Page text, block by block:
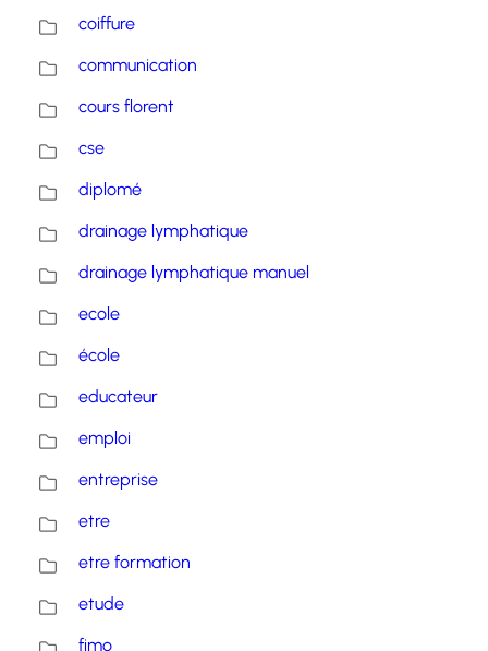
coiffure
communication
cours florent
cse
diplomé
drainage lymphatique
drainage lymphatique manuel
ecole
école
educateur
emploi
entreprise
etre
etre formation
etude
fimo